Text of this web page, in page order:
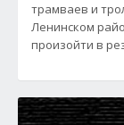
трамваев и
Ленинском
произойти в